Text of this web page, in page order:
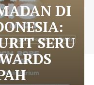
DI
SERU